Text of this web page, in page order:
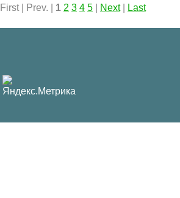
First | Prev. | 1 2 3 4 5 Next| Last